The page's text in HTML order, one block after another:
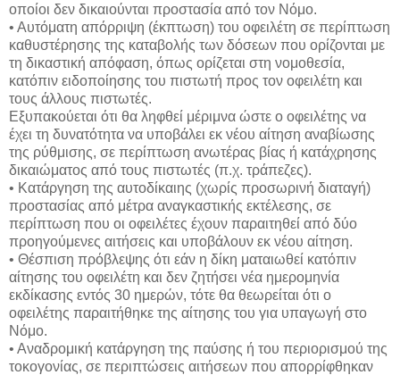
οποίοι δεν δικαιούνται προστασία από τον Νόμο.
• Αυτόματη απόρριψη (έκπτωση) του οφειλέτη σε περίπτωση
καθυστέρησης της καταβολής των δόσεων που ορίζονται με
τη δικαστική απόφαση, όπως ορίζεται στη νομοθεσία,
κατόπιν ειδοποίησης του πιστωτή προς τον οφειλέτη και
τους άλλους πιστωτές.
Εξυπακούεται ότι θα ληφθεί μέριμνα ώστε ο οφειλέτης να
έχει τη δυνατότητα να υποβάλει εκ νέου αίτηση αναβίωσης
της ρύθμισης, σε περίπτωση ανωτέρας βίας ή κατάχρησης
δικαιώματος από τους πιστωτές (π.χ. τράπεζες).
• Κατάργηση της αυτοδίκαιης (χωρίς προσωρινή διαταγή)
προστασίας από μέτρα αναγκαστικής εκτέλεσης, σε
περίπτωση που οι οφειλέτες έχουν παραιτηθεί από δύο
προηγούμενες αιτήσεις και υποβάλουν εκ νέου αίτηση.
• Θέσπιση πρόβλεψης ότι εάν η δίκη ματαιωθεί κατόπιν
αίτησης του οφειλέτη και δεν ζητήσει νέα ημερομηνία
εκδίκασης εντός 30 ημερών, τότε θα θεωρείται ότι ο
οφειλέτης παραιτήθηκε της αίτησης του για υπαγωγή στο
Νόμο.
• Αναδρομική κατάργηση της παύσης ή του περιορισμού της
τοκογονίας, σε περιπτώσεις αιτήσεων που απορρίφθηκαν